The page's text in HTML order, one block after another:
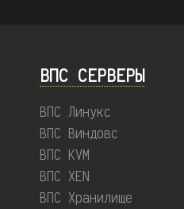
ВПС СЕРВЕРЫ
ВПС Линукс
ВПС Виндовс
ВПС KVM
ВПС XEN
ВПС Хранилище